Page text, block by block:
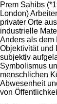
Prem Sahibs
London)
privater Orte
industrielle
Anders als dem
Objektivität und
subjektiv
Symbolismus
menschlichen
Abwesenheit
von